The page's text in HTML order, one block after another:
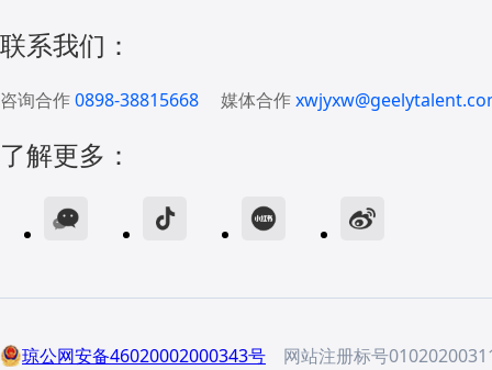
联系我们：
咨询合作0898-38815668 媒体合作
了解更多：
琼公网安备46020002000343号 网站注册标号